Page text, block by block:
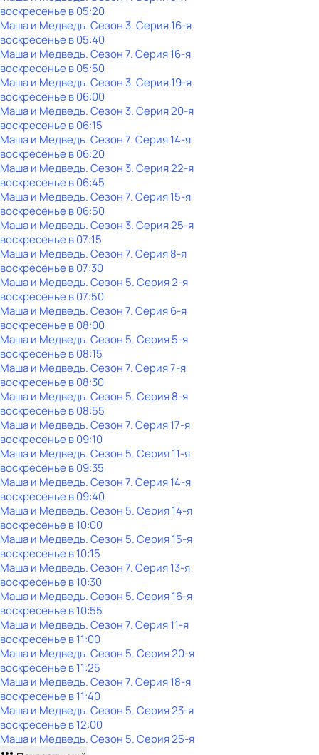
воскресенье в05:20
Маша и Медведь. Сезон 3. Серия 16-я
воскресенье в05:40
Маша и Медведь. Сезон 7. Серия 16-я
воскресенье в05:50
Маша и Медведь. Сезон 3. Серия 19-я
воскресенье в06:00
Маша и Медведь. Сезон 3. Серия 20-я
воскресенье в06:15
Маша и Медведь. Сезон 7. Серия 14-я
воскресенье в06:20
Маша и Медведь. Сезон 3. Серия 22-я
воскресенье в06:45
Маша и Медведь. Сезон 7. Серия 15-я
воскресенье в06:50
Маша и Медведь. Сезон 3. Серия 25-я
воскресенье в07:15
Маша и Медведь. Сезон 7. Серия 8-я
воскресенье в07:30
Маша и Медведь. Сезон 5. Серия 2-я
воскресенье в07:50
Маша и Медведь. Сезон 7. Серия 6-я
воскресенье в08:00
Маша и Медведь. Сезон 5. Серия 5-я
воскресенье в08:15
Маша и Медведь. Сезон 7. Серия 7-я
воскресенье в08:30
Маша и Медведь. Сезон 5. Серия 8-я
воскресенье в08:55
Маша и Медведь. Сезон 7. Серия 17-я
воскресенье в09:10
Маша и Медведь. Сезон 5. Серия 11-я
воскресенье в09:35
Маша и Медведь. Сезон 7. Серия 14-я
воскресенье в09:40
Маша и Медведь. Сезон 5. Серия 14-я
воскресенье в10:00
Маша и Медведь. Сезон 5. Серия 15-я
воскресенье в10:15
Маша и Медведь. Сезон 7. Серия 13-я
воскресенье в10:30
Маша и Медведь. Сезон 5. Серия 16-я
воскресенье в10:55
Маша и Медведь. Сезон 7. Серия 11-я
воскресенье в11:00
Маша и Медведь. Сезон 5. Серия 20-я
воскресенье в11:25
Маша и Медведь. Сезон 7. Серия 18-я
воскресенье в11:40
Маша и Медведь. Сезон 5. Серия 23-я
воскресенье в12:00
Маша и Медведь. Сезон 5. Серия 25-я